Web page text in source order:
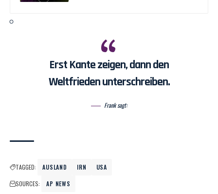
Erst Kante zeigen, dann den
Weltfrieden unterschreiben.
Frank sagt:
TAGGED: AUSLAND IRN
USA
SOURCES:
AP NEWS